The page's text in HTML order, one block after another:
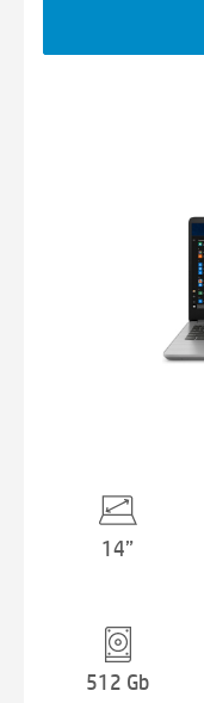
14”
512 Gb